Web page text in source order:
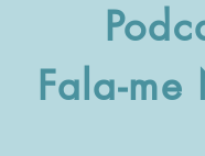
Fala-me